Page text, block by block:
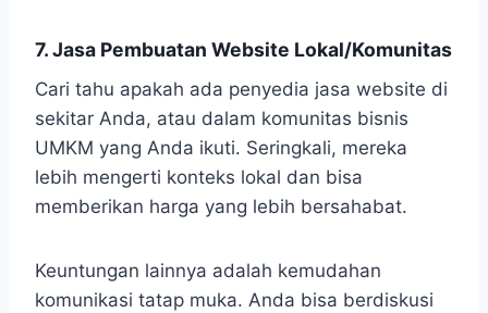
7. Jasa Pembuatan Website Lokal/Komunitas
Cari tahu apakah ada penyedia jasa website di
sekitar Anda, atau dalam komunitas bisnis
UMKM yang Anda ikuti. Seringkali, mereka
lebih mengerti konteks lokal dan bisa
memberikan harga yang lebih bersahabat.
Keuntungan lainnya adalah kemudahan
komunikasi tatap muka. Anda bisa berdiskusi